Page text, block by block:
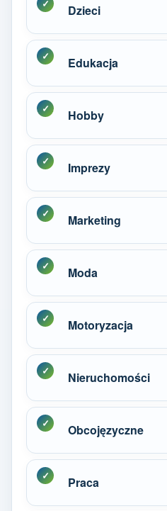
Dzieci
Edukacja
Hobby
Imprezy
Marketing
Moda
Motoryzacja
Nieruchomości
Obcojęzyczne
Praca